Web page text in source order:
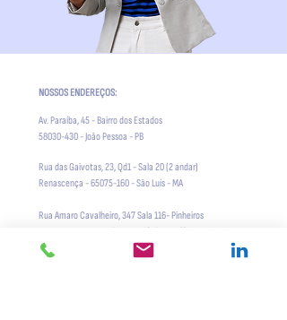
NOSSOS ENDEREÇOS:
Av. Paraíba, 45 - Bairro dos Estados
58030-430- João Pessoa - PB
Rua das Gaivotas, 23, Qd1 - Sala 20 (2 andar)
Renascença -65075-160- São Luís - MA
Rua Amaro Cavalheiro, 347 Sala 116- Pinheiros
- São Paulo - SP Edf. Thera Office Faria Lima